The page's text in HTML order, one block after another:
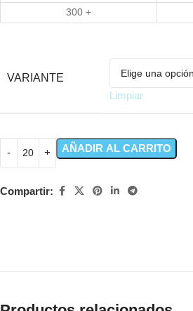
300 +
VARIANTE
Limpiar
AÑADIR AL CARRITO
Compartir: